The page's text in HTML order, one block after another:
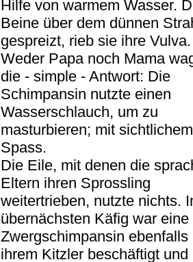
Hilfe von warmem Wasser.
Beine über dem dünnen
gespreizt, rieb sie ihre Vulva.
Weder Papa noch Mama
die - simple - Antwort: Die
Schimpansin nutzte einen
Wasserschlauch, um zu
masturbieren; mit sichtlichem
Spass.
Die Eile, mit denen die
Eltern ihren Sprossling
weitertrieben, nutzte nichts.
übernächsten Käfig war eine
Zwergschimpansin ebenfalls
ihrem Kitzler beschäftigt und